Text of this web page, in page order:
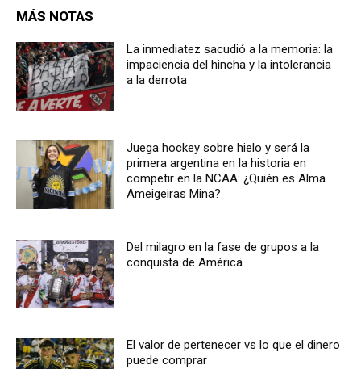
MÁS NOTAS
La inmediatez sacudió a la memoria: la
impaciencia del hincha y la intolerancia
a la derrota
Juega hockey sobre hielo y será la
primera argentina en la historia en
competir en la NCAA: ¿Quién es Alma
Ameigeiras Mina?
Del milagro en la fase de grupos a la
conquista de América
El valor de pertenecer vs lo que el dinero
puede comprar